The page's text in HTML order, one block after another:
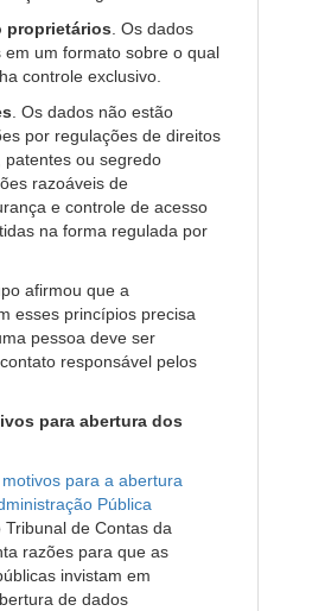
proprietários . Os dados
em um formato sobre o qual
controle exclusivo.
. Os dados não estão
por regulações de direitos
patentes ou segredo
razoáveis de
e controle de acesso
na forma regulada por
afirmou que a
esses princípios precisa
pessoa deve ser
responsável pelos
para abertura dos
para a abertura
Pública
de Contas da
razões para que as
invistam em
de dados